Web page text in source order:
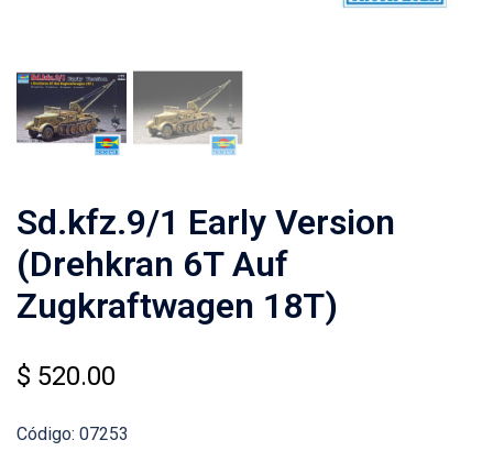
Sd.kfz.9/1 Early Version
(Drehkran 6T Auf
Zugkraftwagen 18T)
$ 520.00
Código: 07253